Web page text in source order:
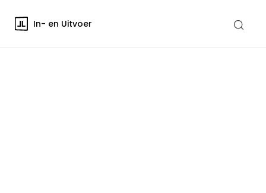
In- en Uitvoer